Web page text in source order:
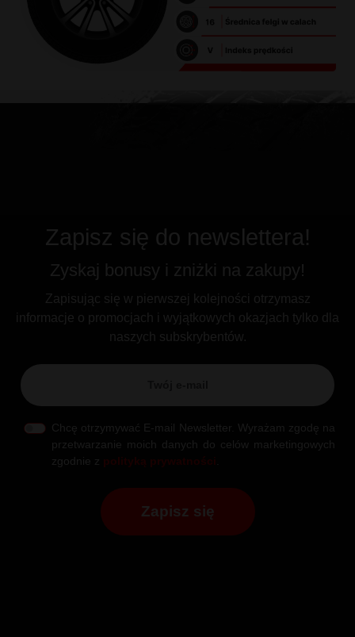
Zapisz się do newslettera!
Zyskaj bonusy i zniżki na zakupy!
Zapisując się w pierwszej kolejności otrzymasz
informacje o promocjach i wyjątkowych okazjach tylko dla
naszych subskrybentów.
Chcę otrzymywać E-mail Newsletter. Wyrażam zgodę na
przetwarzanie moich danych do celów marketingowych
zgodnie z polityką prywatności
Zapisz się